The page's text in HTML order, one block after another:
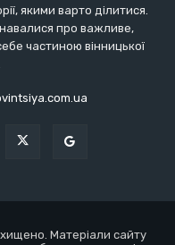
якими варто ділитися.
про важливе,
частиною вінницької
Матеріали сайту